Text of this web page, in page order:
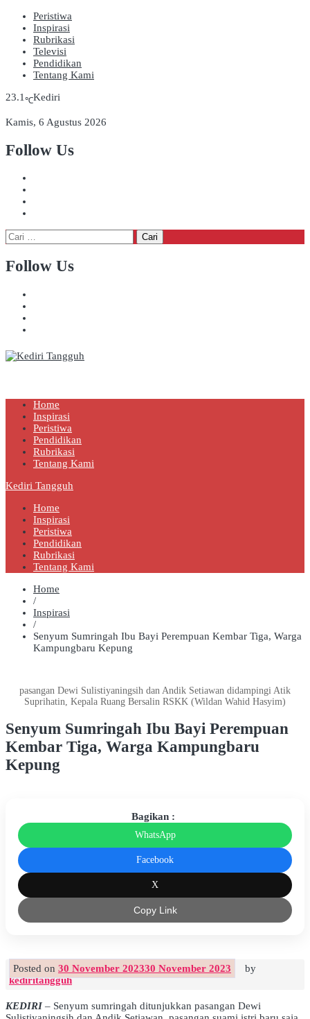
Peristiwa
Inspirasi
Rubrikasi
Televisi
Pendidikan
Tentang Kami
23.1 ℃Kediri
Kamis, 6 Agustus 2026
Follow Us
Cari
untuk:
Follow Us
Home
Inspirasi
Peristiwa
Pendidikan
Rubrikasi
Tentang Kami
Kediri Tangguh
Home
Inspirasi
Peristiwa
Pendidikan
Rubrikasi
Tentang Kami
Home
/
Inspirasi
/
Senyum Sumringah Ibu Bayi Perempuan Kembar Tiga, Warga
Kampungbaru Kepung
pasangan Dewi Sulistiyaningsih dan Andik Setiawan didampingi Atik
Suprihatin, Kepala Ruang Bersalin RSKK (Wildan Wahid Hasyim)
Senyum Sumringah Ibu Bayi Perempuan
Kembar Tiga, Warga Kampungbaru
Kepung
Bagikan :
WhatsApp
Facebook
X
Copy Link
Posted on 30 November 202330 November 2023
by
kediritangguh
KEDIRI– Senyum sumringah ditunjukkan pasangan Dewi